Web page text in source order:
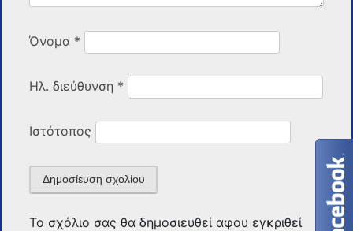
Όνομα *
Ηλ. διεύθυνση *
Ιστότοπος
Το σχόλιο σας θα δημοσιευθεί αφου εγκριθεί